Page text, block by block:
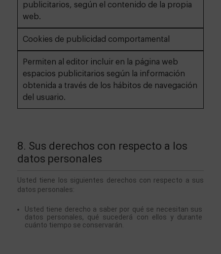
publicitarios, según el contenido de la propia
web.
Cookies de publicidad comportamental
Permiten al editor incluir en la página web
espacios publicitarios según la información
obtenida a través de los hábitos de navegación
del usuario.
8. Sus derechos con respecto a los
datos personales
Usted tiene los siguientes derechos con respecto a sus
datos personales:
Usted tiene derecho a saber por qué se necesitan sus
datos personales, qué sucederá con ellos y durante
cuánto tiempo se conservarán.